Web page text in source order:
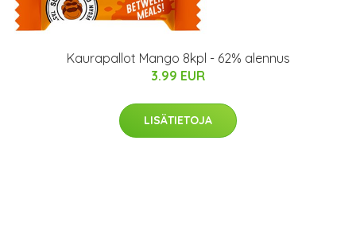
Kaurapallot Mango 8kpl - 62% alennus
3.99 EUR
LISÄTIETOJA